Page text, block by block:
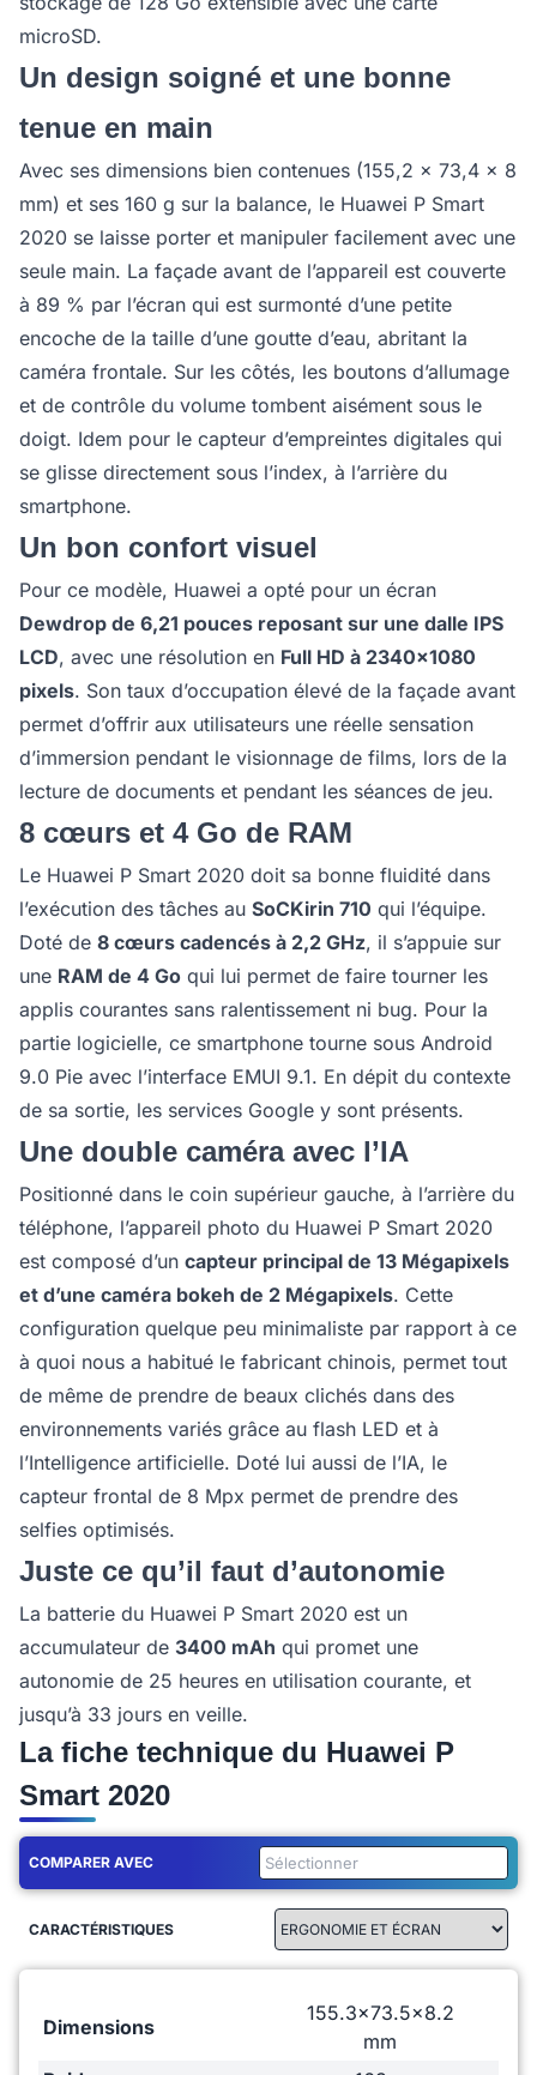
microSD.
Un design soigné et une bonne
tenue en main
Avec ses dimensions bien contenues (155,2 x 73,4 x 8
mm) et ses 160 g sur la balance, le Huawei P Smart
2020 se laisse porter et manipuler facilement avec une
seule main. La façade avant de l’appareil est couverte
à 89 % par l’écran qui est surmonté d’une petite
encoche de la taille d’une goutte d’eau, abritant la
caméra frontale. Sur les côtés, les boutons d’allumage
et de contrôle du volume tombent aisément sous le
doigt. Idem pour le capteur d’empreintes digitales qui
se glisse directement sous l’index, à l’arrière du
smartphone.
Un bon confort visuel
Pour ce modèle, Huawei a opté pour un écran
Dewdrop de 6,21 pouces reposant sur une dalle IPS
LCD, avec une résolution en Full HD à 2340x1080
pixels. Son taux d’occupation élevé de la façade avant
permet d’offrir aux utilisateurs une réelle sensation
d’immersion pendant le visionnage de films, lors de la
lecture de documents et pendant les séances de jeu.
8 cœurs et 4 Go de RAM
Le Huawei P Smart 2020 doit sa bonne fluidité dans
l’exécution des tâches au SoCKirin 710 qui l’équipe.
Doté de 8 cœurs cadencés à 2,2 GHz, il s’appuie sur
une RAM de 4 Go qui lui permet de faire tourner les
applis courantes sans ralentissement ni bug. Pour la
partie logicielle, ce smartphone tourne sous Android
9.0 Pie avec l’interface EMUI 9.1. En dépit du contexte
de sa sortie, les services Google y sont présents.
Une double caméra avec l’IA
Positionné dans le coin supérieur gauche, à l’arrière du
téléphone, l’appareil photo du Huawei P Smart 2020
est composé d’un capteur principal de 13 Mégapixels
et d’une caméra bokeh de 2 Mégapixels. Cette
configuration quelque peu minimaliste par rapport à ce
à quoi nous a habitué le fabricant chinois, permet tout
de même de prendre de beaux clichés dans des
environnements variés grâce au flash LED et à
l’Intelligence artificielle. Doté lui aussi de l’IA, le
capteur frontal de 8 Mpx permet de prendre des
selfies optimisés.
Juste ce qu’il faut d’autonomie
La batterie du Huawei P Smart 2020 est un
accumulateur de 3400 mAh qui promet une
autonomie de 25 heures en utilisation courante, et
jusqu’à 33 jours en veille.
La fiche technique du Huawei P
Smart 2020
COMPARER AVEC
CARACTÉRISTIQUES
Dimensions
155.3x73.5x8.2
mm